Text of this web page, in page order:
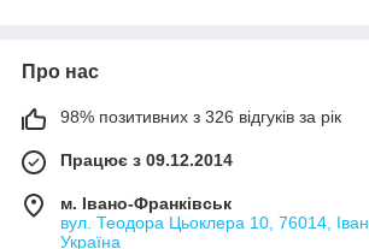
Про нас
98% позитивних з 326 відгуків за рік
Працює з 09.12.2014
м. Івано-Франківськ
вул. Теодора Цьоклера 10, 76014,
Україна